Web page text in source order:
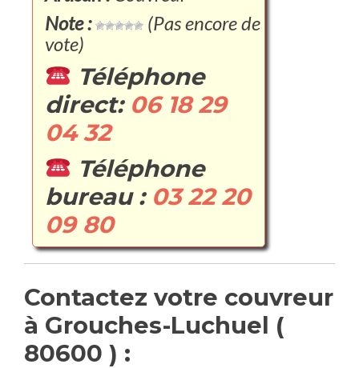
Note :
(Pas encore de
vote)
Téléphone
direct: 06 18 29
04 32
Téléphone
bureau : 03 22 20
09 80
Contactez votre couvreur
à Grouches-Luchuel (
80600 ) :